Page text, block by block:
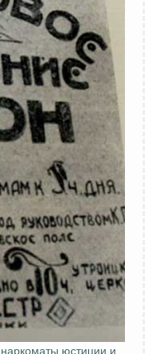
юстиции и